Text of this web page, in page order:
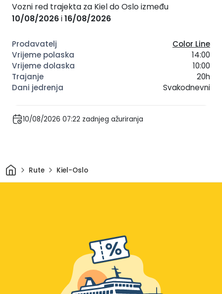
Vozni red trajekta za Kiel do Oslo između
10/08/2026i16/08/2026
Color Line
14:00
10:00
20h
Svakodnevni
10/08/2026 07:22 zadnjeg ažuriranja
DomRute Kiel-Oslo